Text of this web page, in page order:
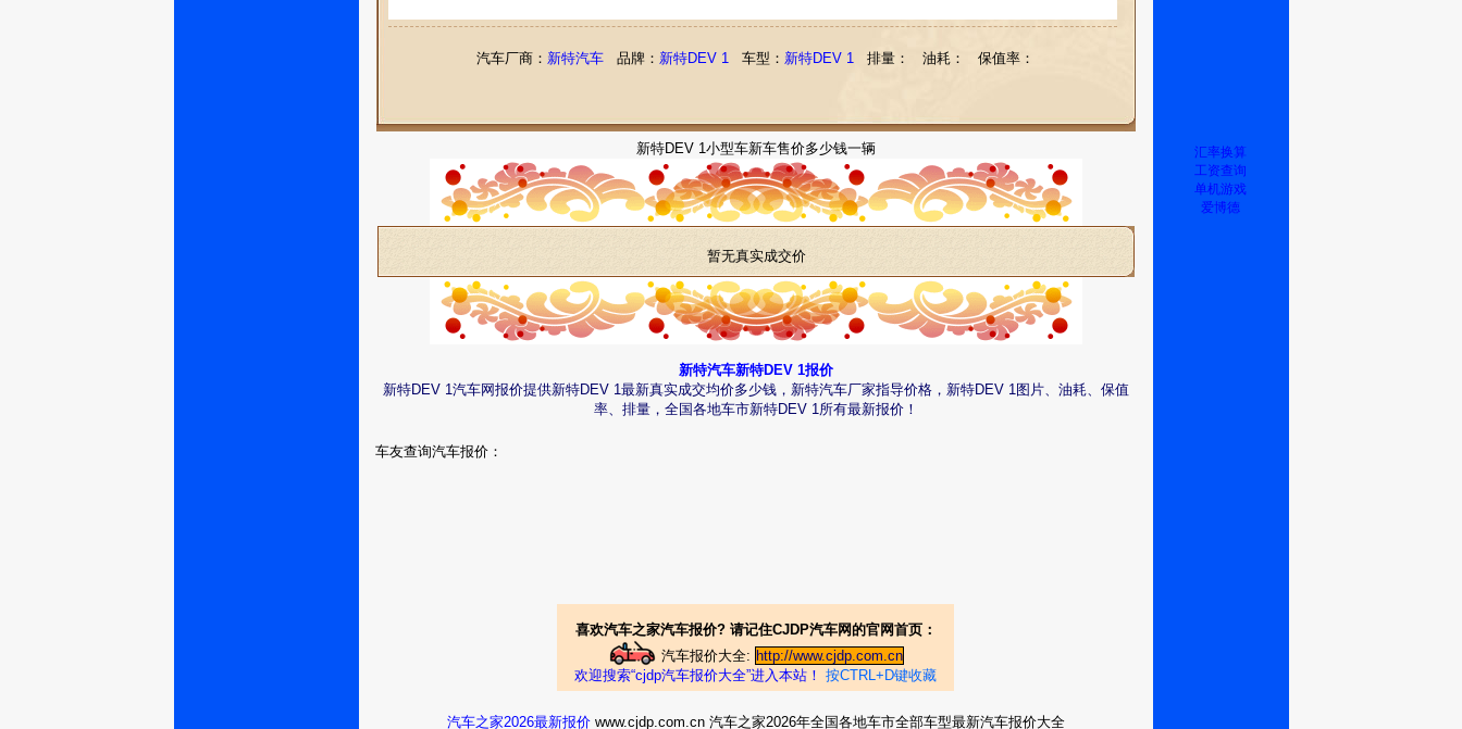
汽车厂商： 新特汽车 品牌： 新特DEV 1 车型： 新特DEV 1 排量： 油耗： 保值率：
新特DEV 1小型车新车售价多少钱一辆
暂无真实成交价
新特汽车新特DEV 1报价
新特DEV 1汽车网报价提供新特DEV 1最新真实成交均价多少钱，新特汽车厂家指导价格，新特DEV 1图片、油耗、保值
率、排量，全国各地车市新特DEV 1所有最新报价！
车友查询汽车报价：
喜欢汽车之家汽车报价? 请记住CJDP汽车网的官网首页：
汽车报价大全: http://www.cjdp.com.cn
欢迎搜索“cjdp汽车报价大全”进入本站！ 按CTRL+D键收藏
汽车之家2026最新报价www.cjdp.com.cn 汽车之家2026年全国各地车市全部车型最新汽车报价大全
汇率换算
工资查询
单机游戏
爱博德